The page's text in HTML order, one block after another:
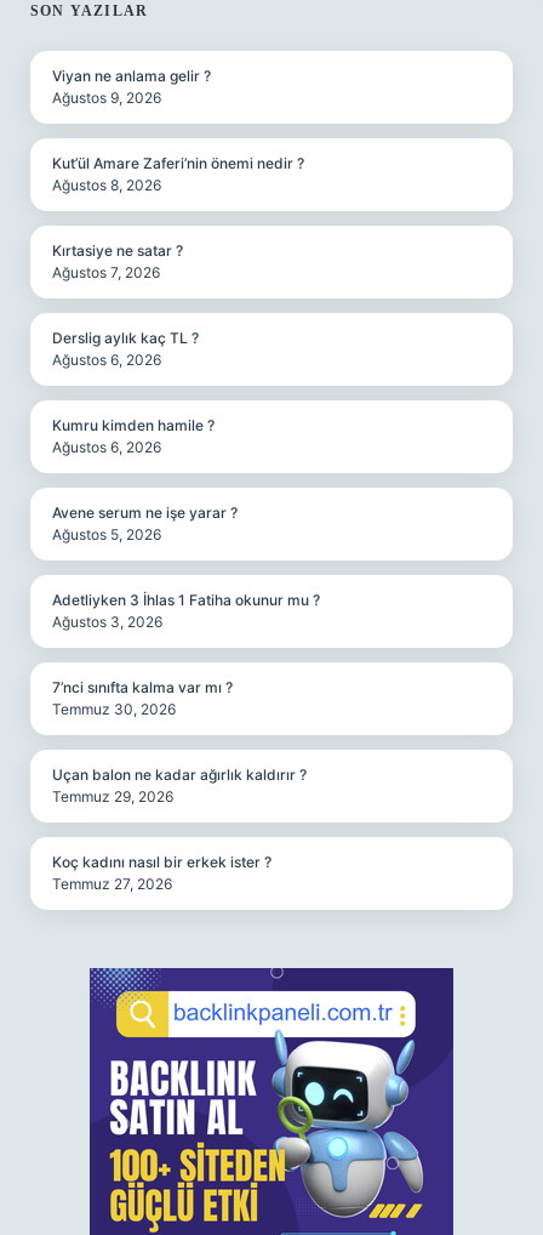
SIDEBAR
SON YAZILAR
Viyan ne anlama gelir ?
Ağustos 9, 2026
Kut’ül Amare Zaferi’nin önemi nedir ?
Ağustos 8, 2026
Kırtasiye ne satar ?
Ağustos 7, 2026
Derslig aylık kaç TL ?
Ağustos 6, 2026
Kumru kimden hamile ?
Ağustos 6, 2026
Avene serum ne işe yarar ?
Ağustos 5, 2026
Adetliyken 3 İhlas 1 Fatiha okunur mu ?
Ağustos 3, 2026
7’nci sınıfta kalma var mı ?
Temmuz 30, 2026
Uçan balon ne kadar ağırlık kaldırır ?
Temmuz 29, 2026
Koç kadını nasıl bir erkek ister ?
Temmuz 27, 2026